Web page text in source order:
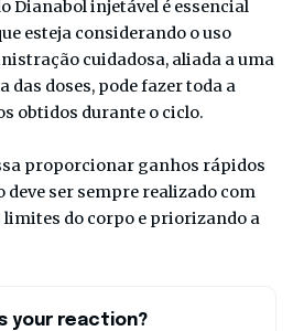
Dianabol injetável é essencial
esteja considerando o uso
cuidadosa, aliada a uma
das doses, pode fazer toda a
obtidos durante o ciclo.
proporcionar ganhos rápidos
deve ser sempre realizado com
limites do corpo e priorizando a
your reaction?